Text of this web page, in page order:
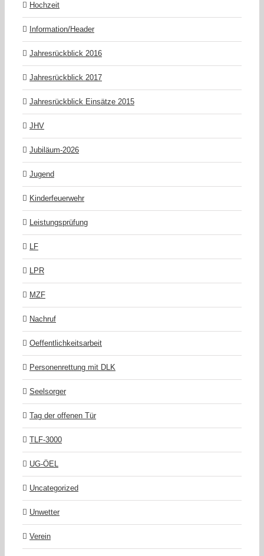
Hochzeit
Information/Header
Jahresrückblick 2016
Jahresrückblick 2017
Jahresrückblick Einsätze 2015
JHV
Jubiläum-2026
Jugend
Kinderfeuerwehr
Leistungsprüfung
LF
LPR
MZF
Nachruf
Oeffentlichkeitsarbeit
Personenrettung mit DLK
Seelsorger
Tag der offenen Tür
TLF-3000
UG-ÖEL
Uncategorized
Unwetter
Verein